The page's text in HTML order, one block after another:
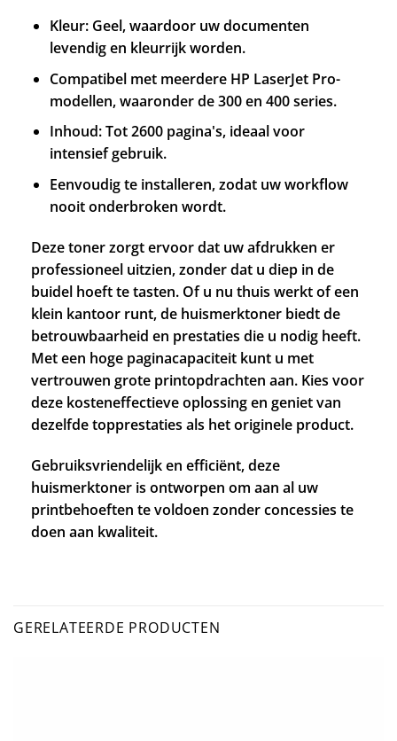
Kleur: Geel, waardoor uw documenten
levendig en kleurrijk worden.
Compatibel met meerdere HP LaserJet Pro-
modellen, waaronder de 300 en 400 series.
Inhoud: Tot 2600 pagina's, ideaal voor
intensief gebruik.
Eenvoudig te installeren, zodat uw workflow
nooit onderbroken wordt.
Deze toner zorgt ervoor dat uw afdrukken er
professioneel uitzien, zonder dat u diep in de
buidel hoeft te tasten. Of u nu thuis werkt of een
klein kantoor runt, de huismerktoner biedt de
betrouwbaarheid en prestaties die u nodig heeft.
Met een hoge paginacapaciteit kunt u met
vertrouwen grote printopdrachten aan. Kies voor
deze kosteneffectieve oplossing en geniet van
dezelfde topprestaties als het originele product.
Gebruiksvriendelijk en efficiënt, deze
huismerktoner is ontworpen om aan al uw
printbehoeften te voldoen zonder concessies te
doen aan kwaliteit.
GERELATEERDE PRODUCTEN